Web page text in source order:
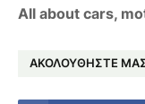
All about cars,
ΑΚΟΛΟΥΘΗΣΤΕ ΜΑΣ